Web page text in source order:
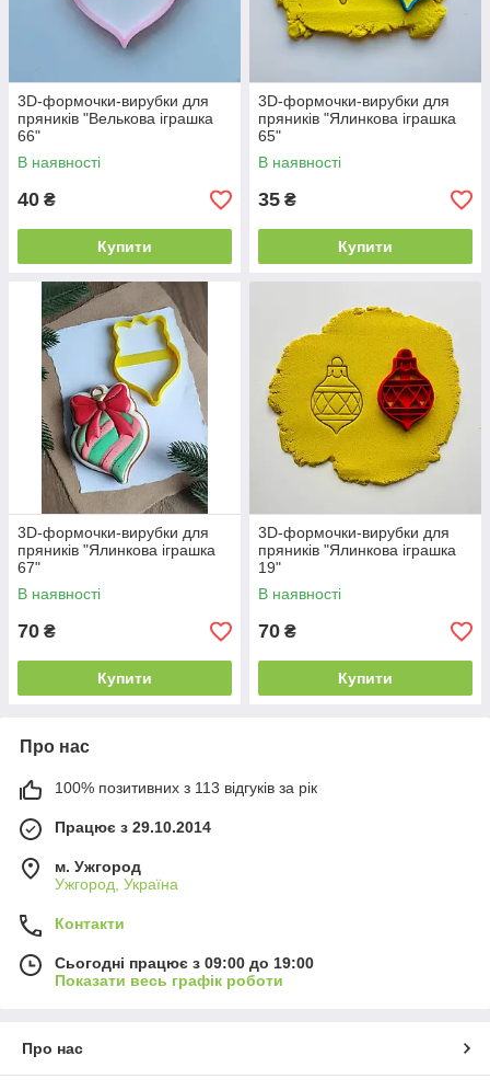
3D-формочки-вирубки для
пряників "Велькова іграшка
66"
В наявності
40 ₴
Купити
3D-формочки-вирубки для
пряників "Ялинкова іграшка
65"
В наявності
35 ₴
Купити
3D-формочки-вирубки для
пряників "Ялинкова іграшка
67"
В наявності
70 ₴
Купити
3D-формочки-вирубки для
пряників "Ялинкова іграшка
19"
В наявності
70 ₴
Купити
Про нас
100% позитивних з 113 відгуків за рік
Працює з 29.10.2014
м. Ужгород
Ужгород, Україна
Контакти
Сьогодні працює з 09:00 до 19:00
Показати весь графік роботи
Про нас